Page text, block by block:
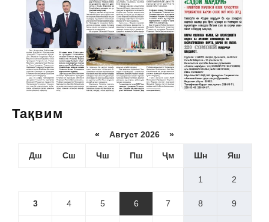
Тақвим
« Август 2026 »
Дш Сш Чш Пш Ҷм Шн Яш
1 2
3 4 5 6 7 8 9